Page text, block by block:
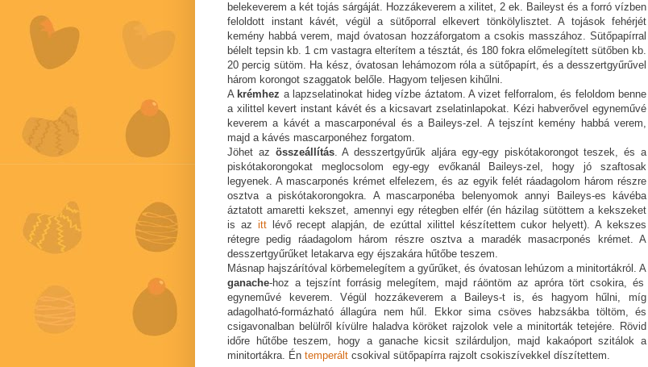
belekeverem a két tojás sárgáját. Hozzákeverem a xilitet, 2 ek. Baileyst és a forró vízben
feloldott instant kávét, végül a sütőporral elkevert tönkölylisztet. A tojások fehérjét
kemény habbá verem, majd óvatosan hozzáforgatom a csokis masszához. Sütőpapírral
bélelt tepsin kb. 1 cm vastagra elterítem a tésztát, és 180 fokra előmelegített sütőben kb.
20 percig sütöm. Ha kész, óvatosan lehámozom róla a sütőpapírt, és a desszertgyűrűvel
három korongot szaggatok belőle. Hagyom teljesen kihűlni.
A krémhez a lapzselatinokat hideg vízbe áztatom. A vizet felforralom, és feloldom benne
a xilittel kevert instant kávét és a kicsavart zselatinlapokat. Kézi habverővel egyneművé
keverem a kávét a mascarponéval és a Baileys-zel. A tejszínt kemény habbá verem,
majd a kávés mascarponéhez forgatom.
Jöhet az összeállítás. A desszertgyűrűk aljára egy-egy piskótakorongot teszek, és a
piskótakorongokat meglocsolom egy-egy evőkanál Baileys-zel, hogy jó szaftosak
legyenek. A mascarponés krémet elfelezem, és az egyik felét ráadagolom három részre
osztva a piskótakorongokra. A mascarponéba belenyomok annyi Baileys-es kávéba
áztatott amaretti kekszet, amennyi egy rétegben elfér (én házilag sütöttem a kekszeket
is az ittlévő recept alapján, de ezúttal xilittel készítettem cukor helyett). A kekszes
rétegre pedig ráadagolom három részre osztva a maradék masacrponés krémet. A
desszertgyűrűket letakarva egy éjszakára hűtőbe teszem.
Másnap hajszárítóval körbemelegítem a gyűrűket, és óvatosan lehúzom a minitortákról. A
ganache-hoz a tejszínt forrásig melegítem, majd ráöntöm az apróra tört csokira, és
egyneművé keverem. Végül hozzákeverem a Baileys-t is, és hagyom hűlni, míg
adagolható-formázható állagúra nem hűl. Ekkor sima csöves habzsákba töltöm, és
csigavonalban belülről kívülre haladva köröket rajzolok vele a minitorták tetejére. Rövid
időre hűtőbe teszem, hogy a ganache kicsit szilárduljon, majd kakaóport szitálok a
minitortákra. Én temperált csokival sütőpapírra rajzolt csokiszívekkel díszítettem.